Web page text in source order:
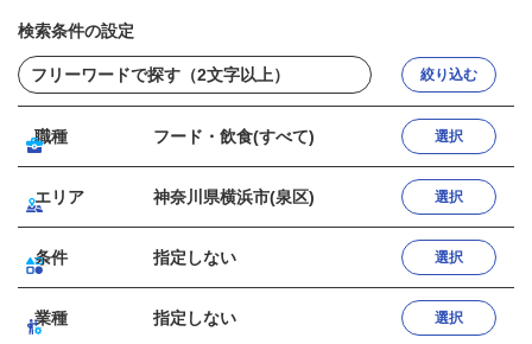
検索条件の設定
絞り込む
職種 フード・飲食(すべて) 選択
エリア 神奈川県横浜市(泉区) 選択
条件 指定しない 選択
業種 指定しない 選択